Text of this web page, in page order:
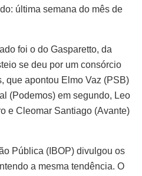
última semana do mês de
foi o do Gasparetto, da
se deu por um consórcio
que apontou Elmo Vaz (PSB)
(Podemos) em segundo, Leo
e Cleomar Santiago (Avante)
Pública (IBOP) divulgou os
a mesma tendência. O